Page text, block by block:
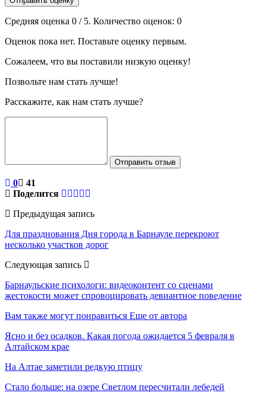
Средняя оценка 0 / 5. Количество оценок: 0
Оценок пока нет. Поставьте оценку первым.
Сожалеем, что вы поставили низкую оценку!
Позвольте нам стать лучше!
Расскажите, как нам стать лучше?
Отправить отзыв
0
41
Поделится
Предыдущая запись
Для празднования Дня города в Барнауле перекроют
несколько участков дорог
Следующая запись
Барнаульские психологи: видеоконтент со сценами
жестокости может спровоцировать девиантное поведение
Вам также могут понравиться Еще от автора
Ясно и без осадков. Какая погода ожидается 5 февраля в
Алтайском крае
На Алтае заметили редкую птицу
Стало больше: на озере Светлом пересчитали лебедей